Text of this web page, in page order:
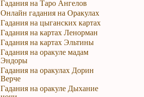
Гадания на Таро Ангелов
Онлайн гадания на Оракулах
Гадания на цыганских картах
Гадания на картах Ленорман
Гадания на картах Эльтины
Гадания на оракуле мадам
Эндоры
Гадания на оракулах Дорин
Верче
Гадания на оракуле Дыхание